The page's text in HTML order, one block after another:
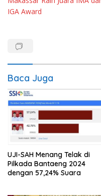
IGA Award
Baca Juga
UJI-SAH Menang Telak di
Pilkada Bantaeng 2024
dengan 57,24% Suara